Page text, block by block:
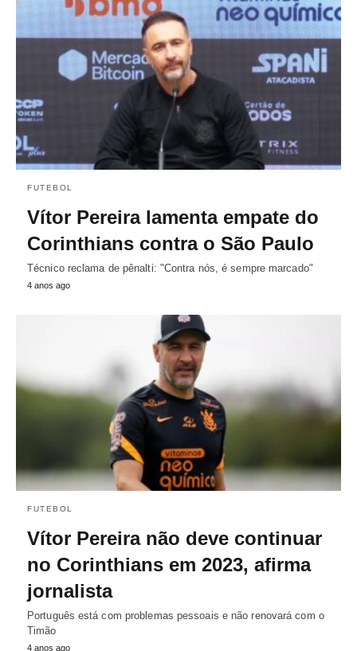
FUTEBOL
Vítor Pereira lamenta empate do
Corinthians contra o São Paulo
Técnico reclama de pênalti: "Contra nós, é sempre marcado"
4 anos ago
FUTEBOL
Vítor Pereira não deve continuar
no Corinthians em 2023, afirma
jornalista
Português está com problemas pessoais e não renovará com o
Timão
4 anos ago